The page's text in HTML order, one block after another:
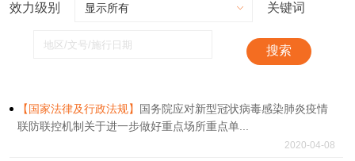
效力级别 关键词
搜索
【国家法律及行政法规】
国务院应对新型冠状病毒感染肺炎疫情
联防联控机制关于进一步做好重点场所重点单...
2020-04-08